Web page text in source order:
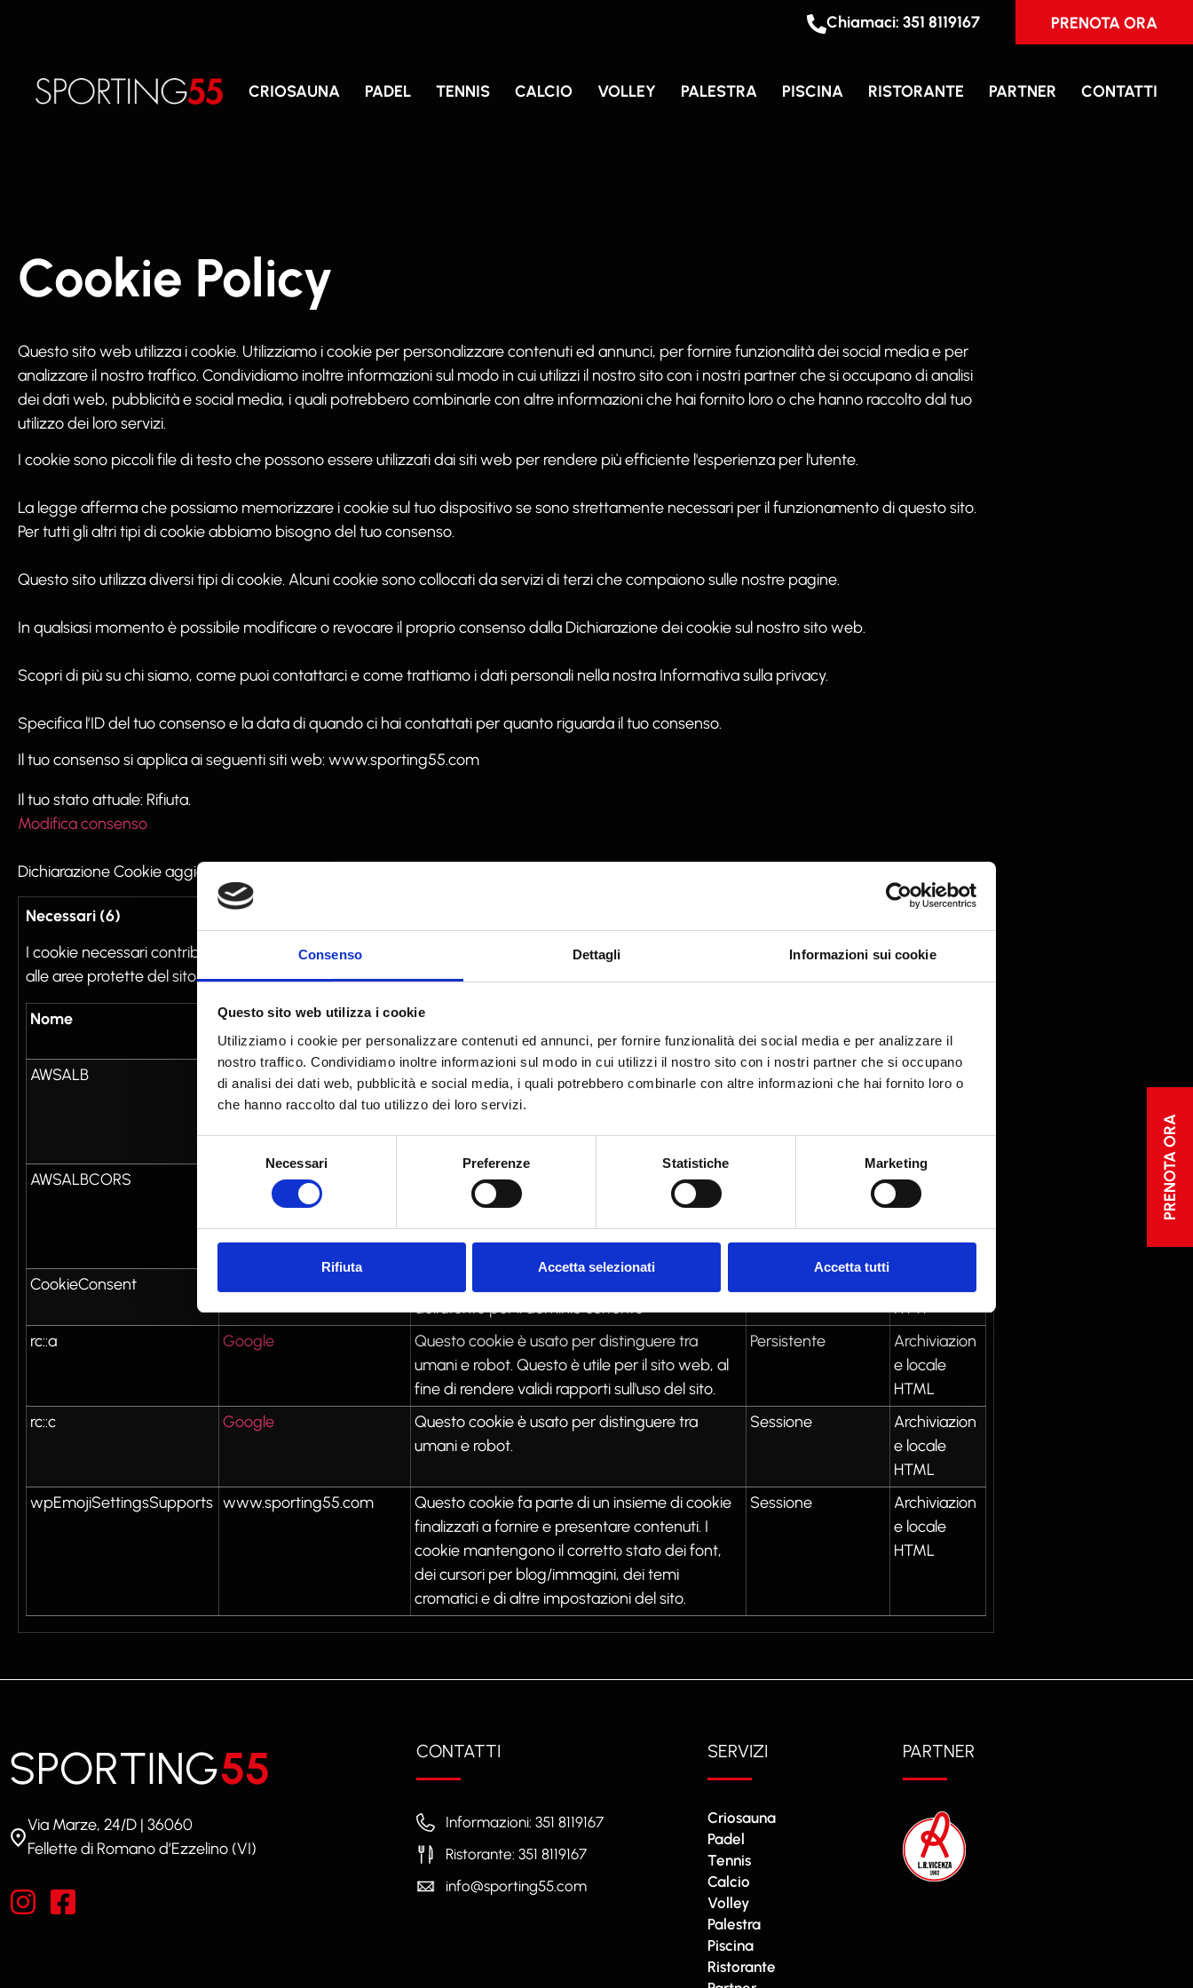
Consenso Dettagli Informazioni sui cookie
Questo sito web utilizza i cookie
Utilizziamo i cookie per personalizzare contenuti ed annunci, per fornire funzionalità dei social media e per analizzare il
nostro traffico. Condividiamo inoltre informazioni sul modo in cui utilizzi il nostro sito con i nostri partner che si occupano
di analisi dei dati web, pubblicità e social media, i quali potrebbero combinarle con altre informazioni che hai fornito loro o
che hanno raccolto dal tuo utilizzo dei loro servizi.
del
Necessari Preferenze Statistiche Marketing
Rifiuta Accetta selezionati Accetta tutti
Chiamaci: 351 8119167 PRENOTA ORA
CRIOSAUNA PADEL TENNIS CALCIO VOLLEY PALESTRA PISCINA RISTORANTE PARTNER CONTATTI
Cookie Policy
Cookie Policy
Questo sito web utilizza i cookie. Utilizziamo i cookie per personalizzare contenuti ed annunci, per fornire funzionalità dei social media e per
analizzare il nostro traffico. Condividiamo inoltre informazioni sul modo in cui utilizzi il nostro sito con i nostri partner che si occupano di analisi
dei dati web, pubblicità e social media, i quali potrebbero combinarle con altre informazioni che hai fornito loro o che hanno raccolto dal tuo
utilizzo dei loro servizi.
I cookie sono piccoli file di testo che possono essere utilizzati dai siti web per rendere più efficiente l'esperienza per l'utente.
La legge afferma che possiamo memorizzare i cookie sul tuo dispositivo se sono strettamente necessari per il funzionamento di questo sito.
Per tutti gli altri tipi di cookie abbiamo bisogno del tuo consenso.
Questo sito utilizza diversi tipi di cookie. Alcuni cookie sono collocati da servizi di terzi che compaiono sulle nostre pagine.
In qualsiasi momento è possibile modificare o revocare il proprio consenso dalla Dichiarazione dei cookie sul nostro sito web.
Scopri di più su chi siamo, come puoi contattarci e come trattiamo i dati personali nella nostra Informativa sulla privacy.
Specifica l’ID del tuo consenso e la data di quando ci hai contattati per quanto riguarda il tuo consenso.
Il tuo consenso si applica ai seguenti siti web: www.sporting55.com
Il tuo stato attuale: Rifiuta.
Modifica consenso
Dichiarazione Cookie aggiornata l'ultima volta il 28/10/2024 da
Necessari (6)
I cookie necessari contribuiscono a rendere fruibile il sito web abilitandone funzionalità di base quali la navigazione sulle pagine e l'accesso
alle aree protette del sito. Il sito web non è in grado di funzionare correttamente senza questi cookie.
Nome Fornitore Scopo
archiviazione
AWSALB www.sporting55.com
Registra quale server-cluster sta servendo il
visitatore. Questo è usato nel contesto del
7 giorni
Cookie
AWSALBCORS www.sporting55.com
Registra quale server-cluster sta servendo il
visitatore. Questo è usato nel contesto del
bilanciamento del carico, al fine di ottimizzare
l'esperienza dell'utente.
Cookie
HTTP
CookieConsent
dell'utente per il dominio corrente
HTTP
rc::a
Google
Questo cookie è usato per distinguere tra
umani e robot. Questo è utile per il sito web, al
fine di rendere validi rapporti sull'uso del sito.
Persistente
Archiviazion
e locale
HTML
rc::c
Google
Questo cookie è usato per distinguere tra
umani e robot.
Sessione
Archiviazion
e locale
HTML
wpEmojiSettingsSupports www.sporting55.com
Questo cookie fa parte di un insieme di cookie
finalizzati a fornire e presentare contenuti. I
cookie mantengono il corretto stato dei font,
dei cursori per blog/immagini, dei temi
cromatici e di altre impostazioni del sito.
Sessione
Archiviazion
e locale
HTML
SPORTING55
Via Marze, 24/D | 36060
Fellette di Romano d’Ezzelino (VI)
CONTATTI
Informazioni: 351 8119167
Ristorante: 351 8119167
info@sporting55.com
SERVIZI
Criosauna
Padel
Tennis
Calcio
Volley
Palestra
Piscina
Ristorante
PARTNER
PRENOTA ORA